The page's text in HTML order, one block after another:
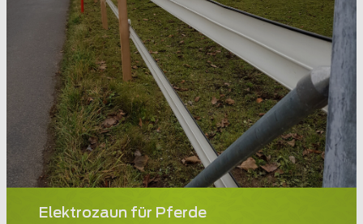
Elektrozaun für Pferde